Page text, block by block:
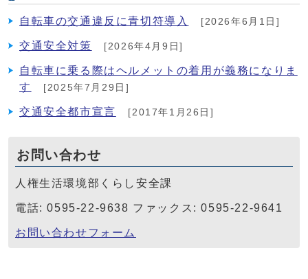
自転車の交通違反に青切符導入 [2026年6月1日]
交通安全対策 [2026年4月9日]
自転車に乗る際はヘルメットの着用が義務になりま
す
[2025年7月29日]
交通安全都市宣言 [2017年1月26日]
お問い合わせ
人権生活環境部くらし安全課
電話: 0595-22-9638 ファックス: 0595-22-9641
お問い合わせフォーム